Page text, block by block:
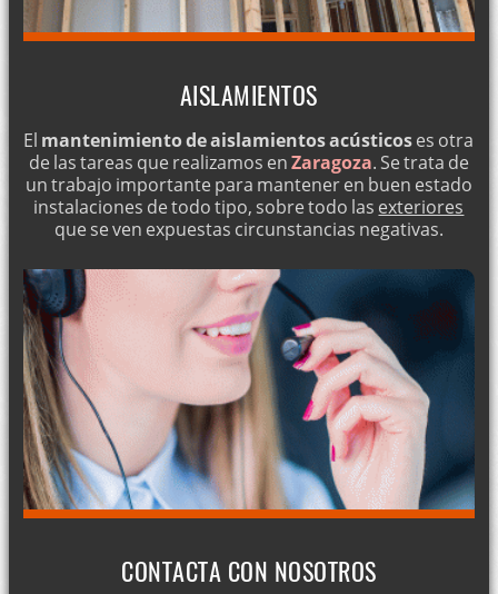
AISLAMIENTOS
El mantenimiento de aislamientos acústicoses otra
de las tareas que realizamos enZaragoza. Se trata de
un trabajo importante para mantener en buen estado
instalaciones de todo tipo, sobre todo las exteriores
que se ven expuestas circunstancias negativas.
CONTACTA CON NOSOTROS